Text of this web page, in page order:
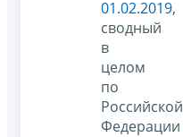
01.02.2019,
сводный
в
целом
по
Российской
Федерации